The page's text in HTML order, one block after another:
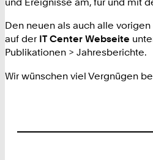
Den neuen als auch alle
auf der IT Center Webseite
Publikationen > Jahresberichte.
Wir wünschen viel Vergnügen